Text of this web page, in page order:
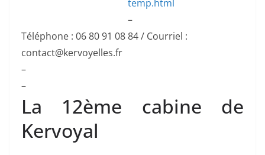
temp.html
–
Téléphone : 06 80 91 08 84 / Courriel :
contact@kervoyelles.fr
–
–
La 12ème cabine de
Kervoyal